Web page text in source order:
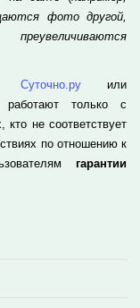
фото другой,
Суточно.руили
только с
не соответствует
по отношению к
гарантии